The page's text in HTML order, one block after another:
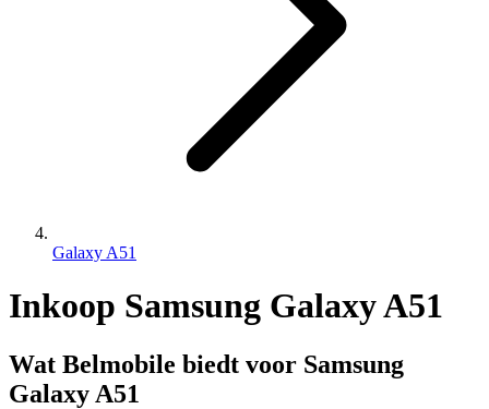
Galaxy A51
Inkoop Samsung Galaxy A51
Wat Belmobile biedt voor Samsung
Galaxy A51